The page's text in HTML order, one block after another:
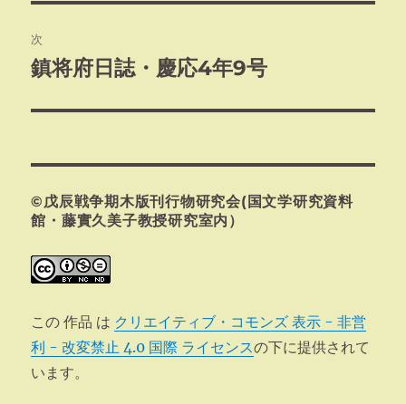
ビ
ゲ
ー
ン
投
稿:
次
次
投
鎮将府日誌・慶応4年9号
©戊辰戦争期木版刊行物研究会(国文学研究資料
館・藤實久美子教授研究室内）
この 作品 は クリエイティブ・コモンズ 表示 - 非営
利 - 改変禁止 4.0 国際 ライセンスの下に提供されて
います。